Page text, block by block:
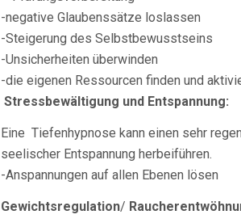
-negative Glaubenssätze loslassen
-Steigerung des Selbstbewusstseins
-Unsicherheiten überwinden
-die eigenen Ressourcen finden und
Stressbewältigung und Entspannung:
Eine Tiefenhypnose kann einen sehr
seelischer Entspannung herbeiführen.
-Anspannungen auf allen Ebenen lösen
Gewichtsregulation/